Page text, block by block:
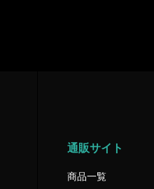
通販サイト
商品一覧